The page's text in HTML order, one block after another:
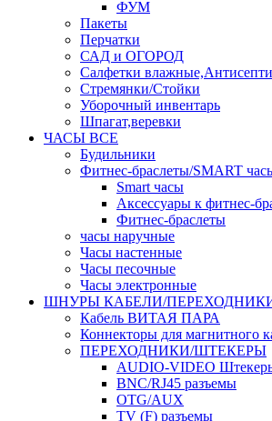
ФУМ
Пакеты
Перчатки
САД и ОГОРОД
Салфетки
Стремянки/Стойки
Уборочный инвентарь
Шпагат,веревки
ЧАСЫ ВСЕ
Будильники
Фитнес-браслеты/SMART
Smart часы
Аксессуары к фитнес-
Фитнес-браслеты
часы наручные
Часы настенные
Часы песочные
Часы электронные
ШНУРЫ КАБЕЛИ/
Кабель ВИТАЯ ПАРА
Коннекторы для магнитного
ПЕРЕХОДНИКИ/ШТЕКЕРЫ
AUDIO-VIDEO
BNC/RJ45 разъемы
OTG/AUX
TV (F) разъемы